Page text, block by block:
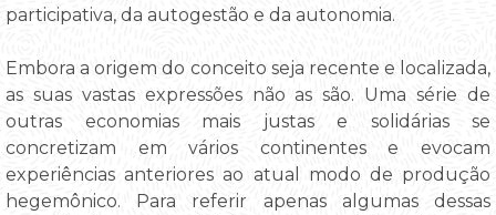
participativa, da autogestão e da autonomia.
Embora a origem do conceito seja recente e localizada,
as suas vastas expressões não as são. Uma série de
outras economias mais justas e solidárias se
concretizam em vários continentes e evocam
experiências anteriores ao atual modo de produção
hegemônico. Para referir apenas algumas dessas